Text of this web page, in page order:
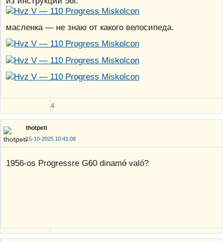
масленка — не знаю от какого велосипеда.
4
thotpeti
15-10-2025 10:41:08
1956-os Progressre G60 dinamó való?